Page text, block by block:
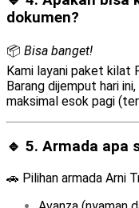
dokumen?
📦 Bisa banget!
Kami layani paket kilat
Barang dijemput hari
maksimal esok pagi
🔹 5. Armada apa
🚗 Pilihan armada Arni